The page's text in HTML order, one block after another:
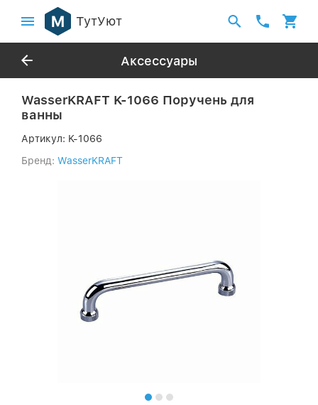
ТутУют
Аксессуары
WasserKRAFT K-1066 Поручень для
ванны
Артикул: K-1066
Бренд: WasserKRAFT